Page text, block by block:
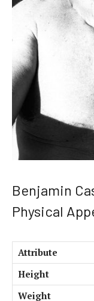
Benjamin
Physical
Attribute
Height
Weight